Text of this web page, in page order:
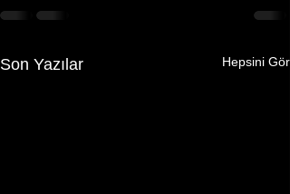
Son Yazılar Hepsini Gör